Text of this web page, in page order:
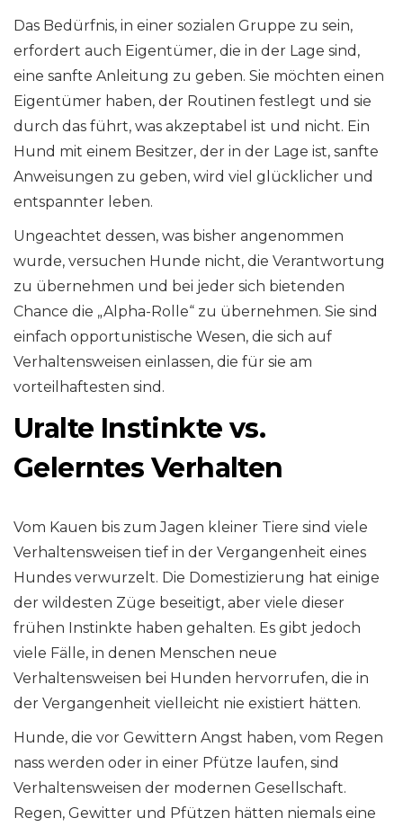
Das Bedürfnis, in einer sozialen Gruppe zu sein,
erfordert auch Eigentümer, die in der Lage sind,
eine sanfte Anleitung zu geben. Sie möchten einen
Eigentümer haben, der Routinen festlegt und sie
durch das führt, was akzeptabel ist und nicht. Ein
Hund mit einem Besitzer, der in der Lage ist, sanfte
Anweisungen zu geben, wird viel glücklicher und
entspannter leben.
Ungeachtet dessen, was bisher angenommen
wurde, versuchen Hunde nicht, die Verantwortung
zu übernehmen und bei jeder sich bietenden
Chance die „Alpha-Rolle“ zu übernehmen. Sie sind
einfach opportunistische Wesen, die sich auf
Verhaltensweisen einlassen, die für sie am
vorteilhaftesten sind.
Uralte Instinkte vs.
Gelerntes Verhalten
Vom Kauen bis zum Jagen kleiner Tiere sind viele
Verhaltensweisen tief in der Vergangenheit eines
Hundes verwurzelt. Die Domestizierung hat einige
der wildesten Züge beseitigt, aber viele dieser
frühen Instinkte haben gehalten. Es gibt jedoch
viele Fälle, in denen Menschen neue
Verhaltensweisen bei Hunden hervorrufen, die in
der Vergangenheit vielleicht nie existiert hätten.
Hunde, die vor Gewittern Angst haben, vom Regen
nass werden oder in einer Pfütze laufen, sind
Verhaltensweisen der modernen Gesellschaft.
Regen, Gewitter und Pfützen hätten niemals eine